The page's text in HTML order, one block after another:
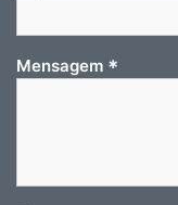
Mensagem *